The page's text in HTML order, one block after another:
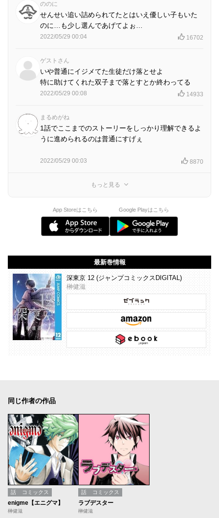
ののに
せんせい追い詰められてたとはいえ優しい子もいた
のに…も少し選んであげてよぉ…
2022/05/29 00:04 16702
ゲストさん
いや普通にイジメてた生徒だけ落とせよ
特に助けてくれた双子まで落とすとか終わってる
2022/05/29 00:08 14933
まるめがね
1話でここまでのストーリーをしっかり理解できるよ
うに進められるのは普通にすげぇ
2022/05/29 00:03 8870
もっと見る
App Storeはこちら Google Playはこちら
最新巻情報
深東京 12 (ジャンプコミックスDIGITAL)
榊健滋
同じ作者の作品
話 コミックス
enigme【エニグマ】
榊健滋
話 コミックス
ラブデスター
榊健滋